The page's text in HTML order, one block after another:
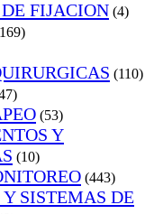
FIJACION (4)
(110)
(53)
Y
(10)
(443)
SISTEMAS DE